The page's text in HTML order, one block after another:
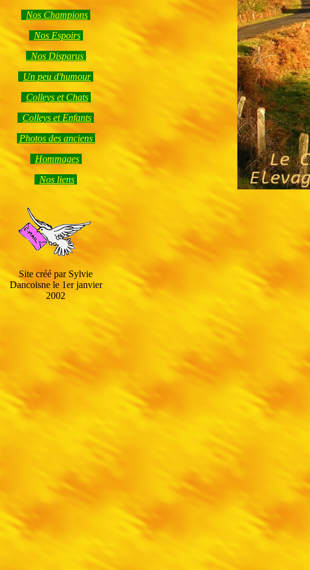
Nos Champions
Nos Espoirs
Nos Disparus
Un peu d'humour
Colleys et Chats
Colleys et Enfants
Photos des anciens
Hommages
Nos liens
Site créé par Sylvie
Dancoisne le 1er janvier
2002